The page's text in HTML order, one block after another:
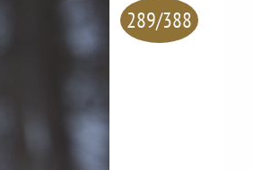
289/388